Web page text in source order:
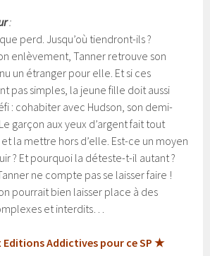
:
perd. Jusqu’où tiendront-ils ?
enlèvement, Tanner retrouve son
un étranger pour elle. Et si ces
pas simples, la jeune fille doit aussi
: cohabiter avec Hudson, son demi-
garçon aux yeux d’argent fait tout
la mettre hors d’elle. Est-ce un moyen
? Et pourquoi la déteste-t-il autant ?
ne compte pas se laisser faire !
pourrait bien laisser place à des
et interdits…
Addictives pour ce SP ★